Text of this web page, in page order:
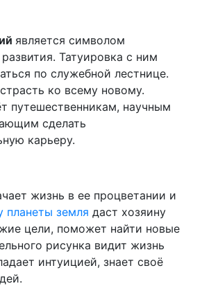
является символом
Татуировка с ним
по служебной лестнице.
ко всему новому.
путешественникам, научным
сделать
карьеру.
жизнь в ее процветании и
планеты земля даст хозяину
цели, поможет найти новые
рисунка видит жизнь
интуицией, знает своё